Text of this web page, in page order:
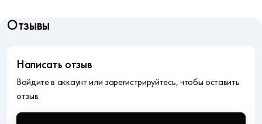
Отзывы
Написать отзыв
Войдите в аккаунт или зарегистрируйтесь, чтобы оставить
отзыв.